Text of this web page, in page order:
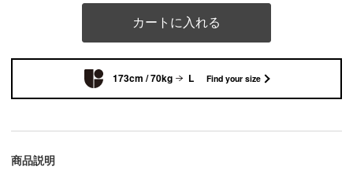
カートに入れる
173cm / 70kg L Find your size
商品説明